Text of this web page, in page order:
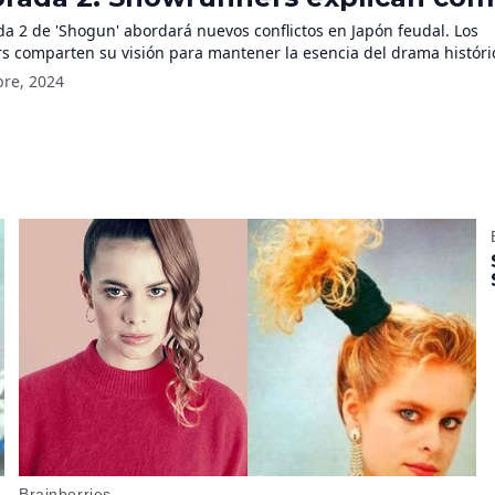
la esperada secuela
2 de 'Shogun' abordará nuevos conflictos en Japón feudal. Los
comparten su visión para mantener la esencia del drama
2024